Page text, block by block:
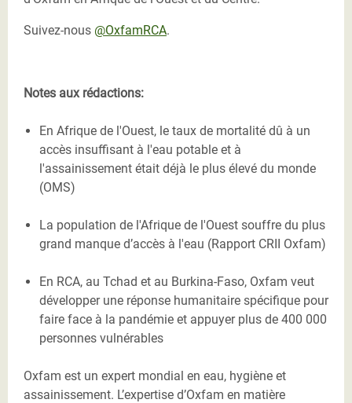
Suivez-nous @OxfamRCA.
Notes aux rédactions:
En Afrique de l'Ouest, le taux de mortalité dû à un
accès insuffisant à l'eau potable et à
l'assainissement était déjà le plus élevé du monde
(OMS)
La population de l'Afrique de l'Ouest souffre du plus
grand manque d’accès à l'eau (Rapport CRII Oxfam)
En RCA, au Tchad et au Burkina-Faso, Oxfam veut
développer une réponse humanitaire spécifique pour
faire face à la pandémie et appuyer plus de 400 000
personnes vulnérables
Oxfam est un expert mondial en eau, hygiène et
assainissement. L’expertise d’Oxfam en matière